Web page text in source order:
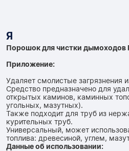
Я
Порошок для чистки дымоходов
Приложение:
Удаляет смолистые загрязнения
Средство предназначено для
открытых каминов, каминных
угольных, мазутных).
Также подходит для труб из
курительных труб.
Универсальный, может
топлива: древесиной, углем,
Данные об использовании: